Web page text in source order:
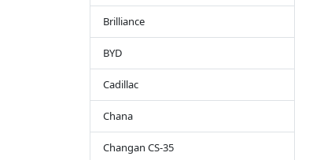
Brilliance
BYD
Cadillac
Chana
Changan CS-35